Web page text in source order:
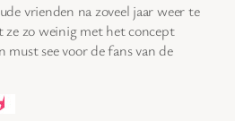
vrienden na zoveel jaar weer te
ze zo weinig met het concept
must see voor de fans van de